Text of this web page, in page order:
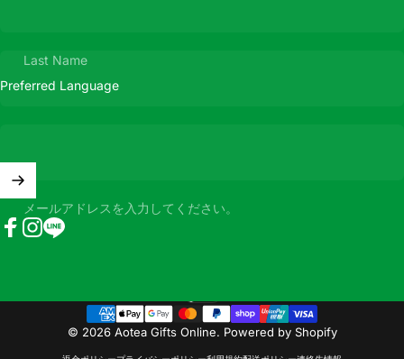
Last Name
メールアドレスを入力してください。
© 2026 Aotea Gifts Online. Powered by Shopify
言語